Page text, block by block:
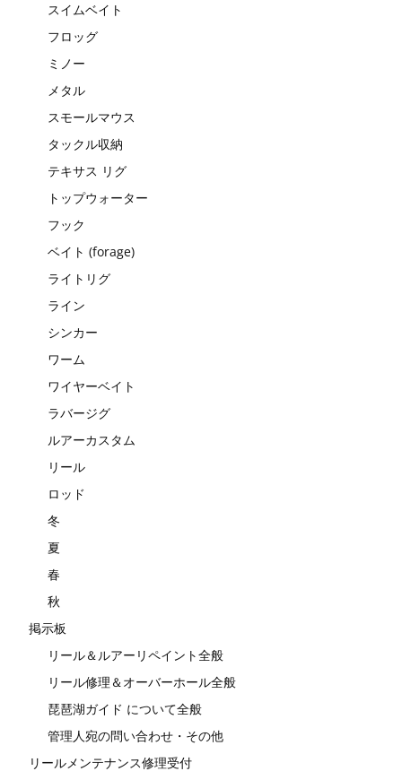
スイムベイト
フロッグ
ミノー
メタル
スモールマウス
タックル収納
テキサス リグ
トップウォーター
フック
ベイト (forage)
ライトリグ
ライン
シンカー
ワーム
ワイヤーベイト
ラバージグ
ルアーカスタム
リール
ロッド
冬
夏
春
秋
掲示板
リール＆ルアーリペイント全般
リール修理＆オーバーホール全般
琵琶湖ガイド について全般
管理人宛の問い合わせ・その他
リールメンテナンス修理受付